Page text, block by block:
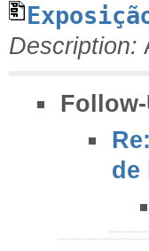
Description:
de